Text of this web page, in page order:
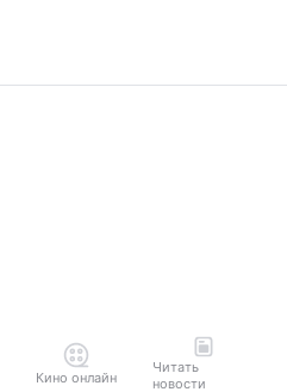
Кино онлайн
Читать
новости